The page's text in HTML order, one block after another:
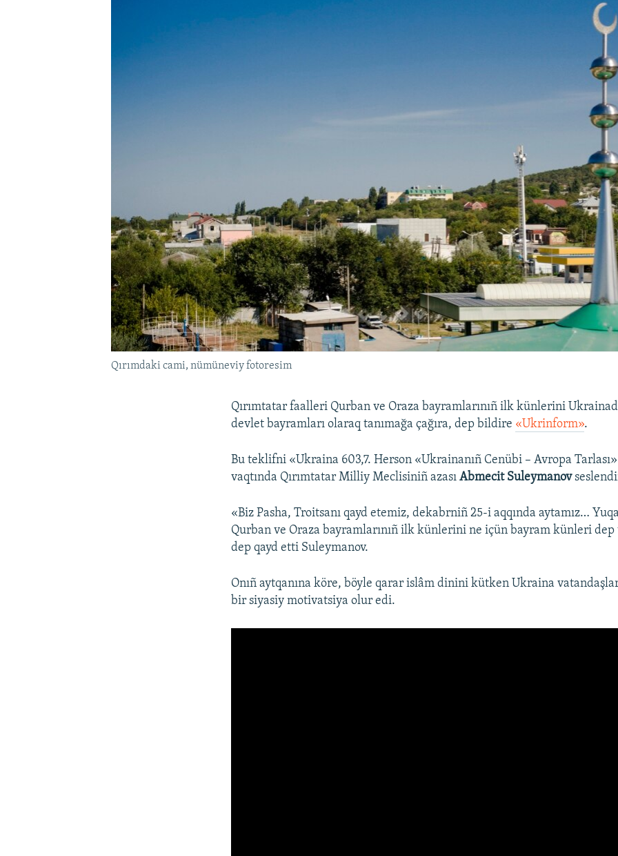
Qırımdaki cami, nümüneviy fotoresim
Qırımtatar faalleri Qurban ve Oraza bayramlarınıñ ilk künlerini
devlet bayramları olaraq tanımağa çağıra, dep bildire «Ukrinform».
Bu teklifni «Ukraina 603,7. Herson «Ukrainanıñ Cenübi – Avropa
vaqtında Qırımtatar Milliy Meclisiniñ azasıAbmecit Suleymanov
«Biz Pasha, Troitsanı qayd etemiz, dekabrniñ 25-i aqqında aytamız…
Qurban ve Oraza bayramlarınıñ ilk künlerini ne içün bayram künleri dep
dep qayd etti Suleymanov.
Onıñ aytqanına köre, böyle qarar islâm dinini kütken Ukraina
bir siyasiy motivatsiya olur edi.